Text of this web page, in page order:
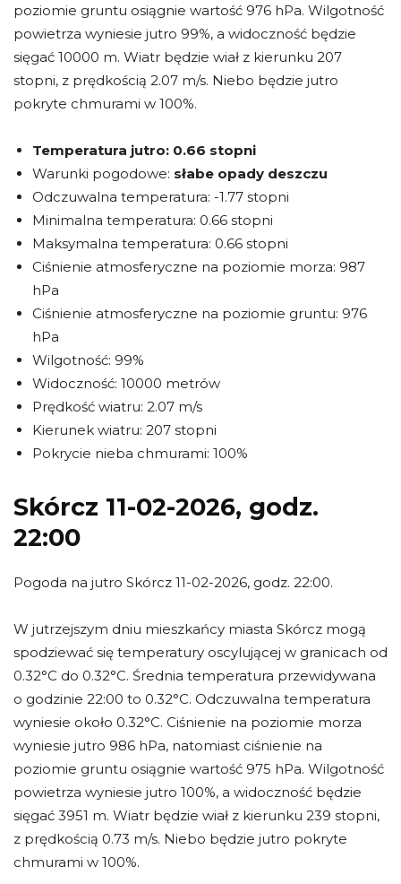
poziomie gruntu osiągnie wartość 976 hPa. Wilgotność
powietrza wyniesie jutro 99%, a widoczność będzie
sięgać 10000 m. Wiatr będzie wiał z kierunku 207
stopni, z prędkością 2.07 m/s. Niebo będzie jutro
pokryte chmurami w 100%.
Temperatura jutro: 0.66 stopni
Warunki pogodowe: słabe opady deszczu
Odczuwalna temperatura: -1.77 stopni
Minimalna temperatura: 0.66 stopni
Maksymalna temperatura: 0.66 stopni
Ciśnienie atmosferyczne na poziomie morza: 987
hPa
Ciśnienie atmosferyczne na poziomie gruntu: 976
hPa
Wilgotność: 99%
Widoczność: 10000 metrów
Prędkość wiatru: 2.07 m/s
Kierunek wiatru: 207 stopni
Pokrycie nieba chmurami: 100%
Skórcz 11-02-2026, godz.
22:00
Pogoda na jutro Skórcz 11-02-2026, godz. 22:00.
W jutrzejszym dniu mieszkańcy miasta Skórcz mogą
spodziewać się temperatury oscylującej w granicach od
0.32°C do 0.32°C. Średnia temperatura przewidywana
o godzinie 22:00 to 0.32°C. Odczuwalna temperatura
wyniesie około 0.32°C. Ciśnienie na poziomie morza
wyniesie jutro 986 hPa, natomiast ciśnienie na
poziomie gruntu osiągnie wartość 975 hPa. Wilgotność
powietrza wyniesie jutro 100%, a widoczność będzie
sięgać 3951 m. Wiatr będzie wiał z kierunku 239 stopni,
z prędkością 0.73 m/s. Niebo będzie jutro pokryte
chmurami w 100%.